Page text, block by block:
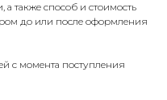
а также способ и стоимость
до или после оформления
с момента поступления